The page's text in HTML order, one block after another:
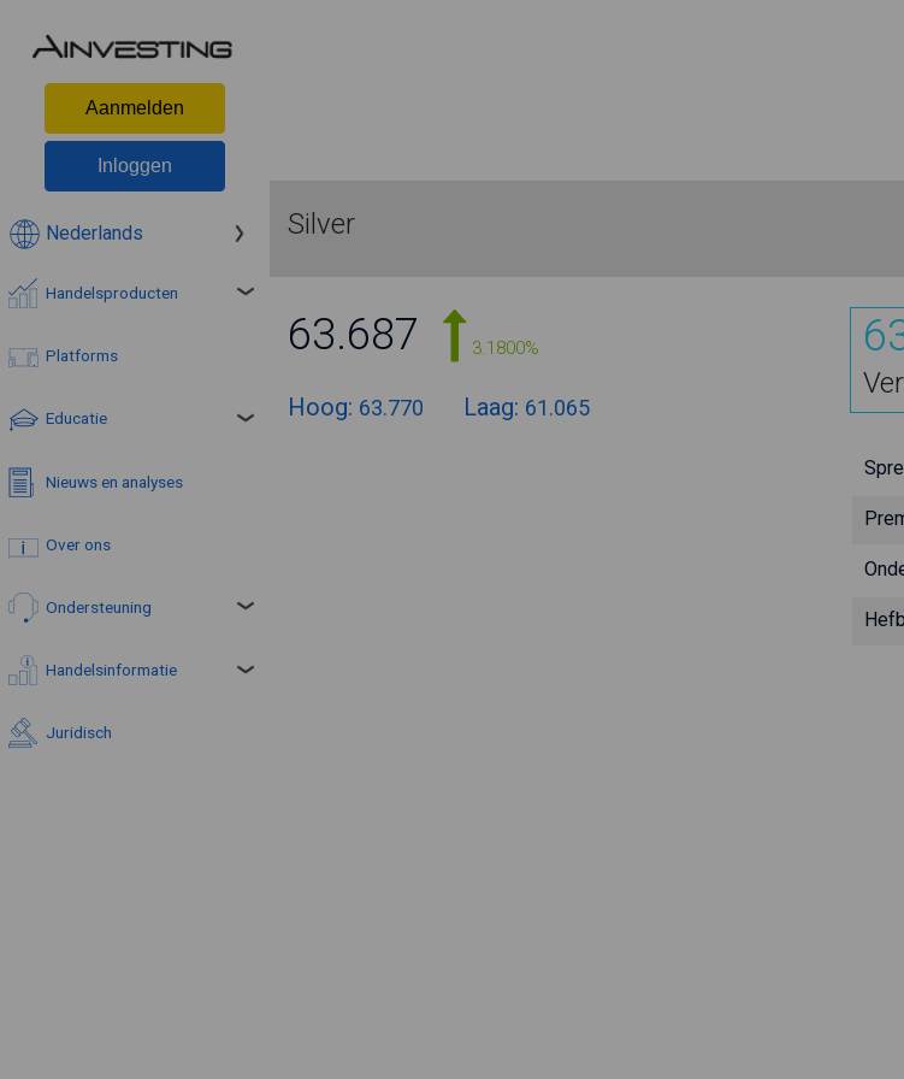
Aanmelden
Inloggen
Nederlands
Handelsproducten
Platforms
Educatie
Nieuws en analyses
Over ons
Ondersteuning
Handelsinformatie
Juridisch
Silver
63.687 3.1800%
Hoog: 63.770 Laag: 61.065